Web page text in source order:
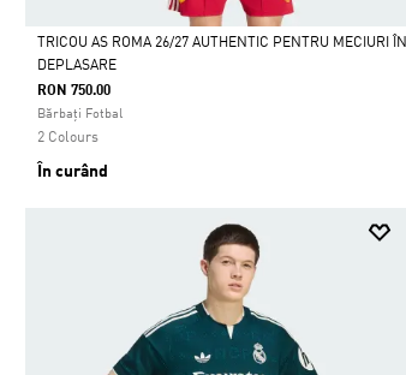
Da
TRICOU AS ROMA 26/27 AUTHENTIC PENTRU MECIURI ÎN
DEPLASARE
RON 750.00
Bărbați Fotbal
2 Colours
În curând